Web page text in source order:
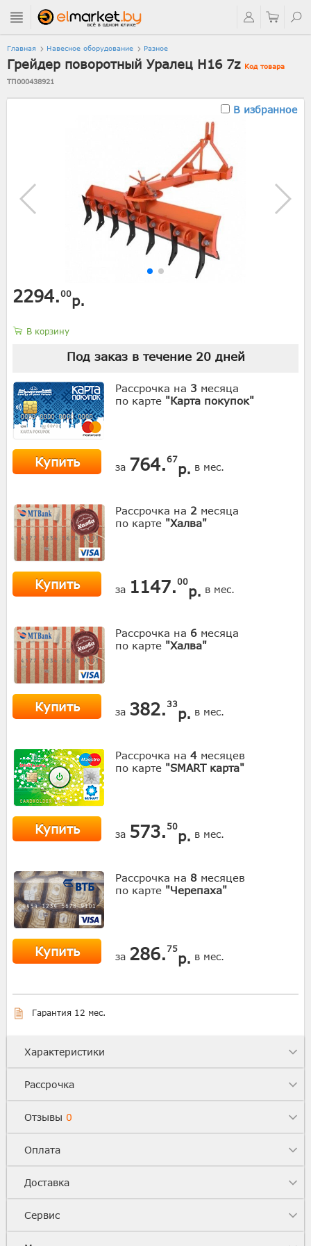
Главная Навесное оборудование Разное
Грейдер поворотный Уралец Н16 7z Код товара
ТП000438921
В избранное
2294.00р.
В корзину
Под заказ в течение 20дней
Рассрочка на 3 месяца
по карте "Карта покупок"
Купить за 764.67
р. в мес.
Рассрочка на 2 месяца
по карте "Халва"
Купить за 1147.00
р. в мес.
Рассрочка на 6 месяца
по карте "Халва"
Купить за 382. 33
р. в мес.
Рассрочка на 4 месяцев
по карте "SMART карта"
Купить за 573. 50
р. в мес.
Рассрочка на 8 месяцев
по карте "Черепаха"
Купить за 286. 75
р. в мес.
Гарантия 12 мес.
Характеристики
Рассрочка
Отзывы 0
Оплата
Доставка
Сервис